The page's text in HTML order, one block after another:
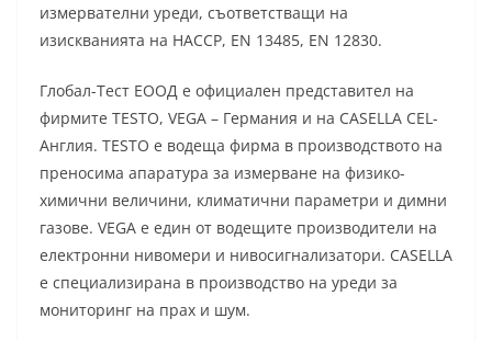
измервателни уреди, съответстващи на
изискванията на HАCCP, EN 13485, EN 12830.
Глобал-Тест ЕООД е официален представител на
фирмите ТЕSТО, VEGA – Германия и на CASELLA CEL-
Англия. ТЕSТО e водеща фирма в производството на
преносима апаратура за измерване на физико-
химични величини, климатични параметри и димни
газове. VEGA е един от водещите производители на
електронни нивомери и нивосигнализатори. CASELLA
е специализирана в производство на уреди за
мониторинг на прах и шум.